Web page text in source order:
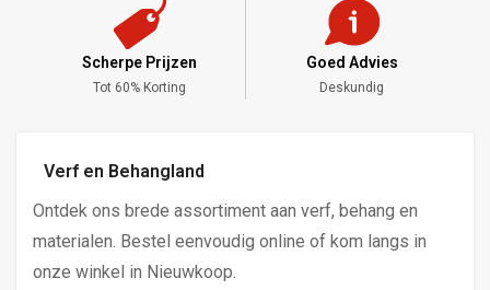
Scherpe Prijzen
Tot 60% Korting
Goed Advies
Deskundig
Verf en Behangland
Ontdek ons brede assortiment aan verf, behang en
materialen. Bestel eenvoudig online of kom langs in
onze winkel in Nieuwkoop.